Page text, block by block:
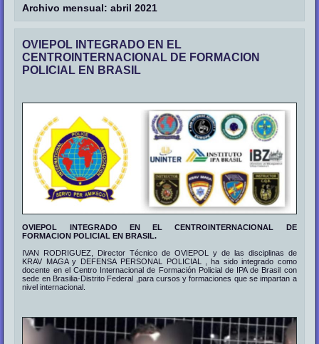
Archivo mensual:abril 2021
OVIEPOL INTEGRADO EN EL
CENTROINTERNACIONAL DE FORMACION
POLICIAL EN BRASIL
OVIEPOL INTEGRADO EN EL CENTROINTERNACIONAL DE
FORMACION POLICIAL EN BRASIL.
IVAN RODRIGUEZ, Director Técnico de OVIEPOL y de las disciplinas de
KRAV MAGA y DEFENSA PERSONAL POLICIAL , ha sido integrado como
docente en el Centro Internacional de Formación Policial de IPA de Brasil con
sede en Brasilia-Distrito Federal ,para cursos y formaciones que se impartan a
nivel internacional.